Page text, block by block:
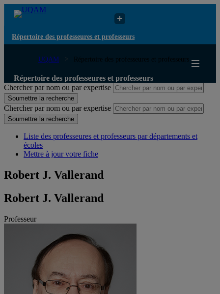
Répertoire des professeures et professeurs
UQAM Répertoire des professeures et professeurs
Répertoire des professeures et professeurs
Chercher par nom ou par expertise
Soumettre la recherche
Chercher par nom ou par expertise
Soumettre la recherche
Liste des professeures et professeurs par départements et
écoles
Mettre à jour votre fiche
Robert J. Vallerand
Robert J. Vallerand
Professeur